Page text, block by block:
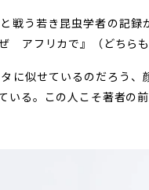
戦う若き昆虫学者の記
アフリカで』（どちらも
に似せているのだろう、
いる。この人こそ著者の